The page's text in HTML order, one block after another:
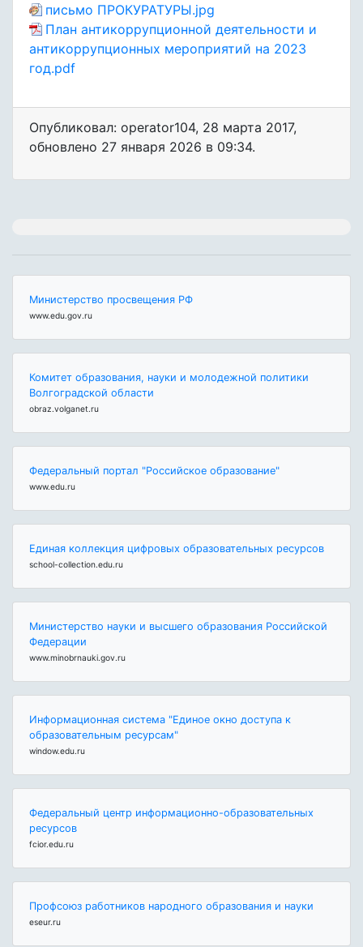
письмо ПРОКУРАТУРЫ.jpg
План антикоррупционной деятельности и
антикоррупционных мероприятий на 2023
год.pdf
Опубликовал: operator104, 28 марта 2017,
обновлено 27 января 2026 в 09:34.
Министерство просвещения РФ
www.edu.gov.ru
Комитет образования, науки и молодежной политики
Волгоградской области
obraz.volganet.ru
Федеральный портал "Российское образование"
www.edu.ru
Единая коллекция цифровых образовательных ресурсов
school-collection.edu.ru
Министерство науки и высшего образования Российской
Федерации
www.minobrnauki.gov.ru
Информационная система "Единое окно доступа к
образовательным ресурсам"
window.edu.ru
Федеральный центр информационно-образовательных
ресурсов
fcior.edu.ru
Профсоюз работников народного образования и науки
eseur.ru